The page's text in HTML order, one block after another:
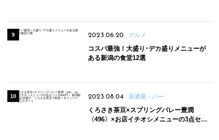
2023.06.20 グルメ
コスパ最強！大盛り･デカ盛りメニューが
ある新潟の食堂12選
2023.08.04 居酒屋・バー
くろさき茶豆×スプリングバレー豊潤
〈496〉×お店イチオシメニューの3点セッ